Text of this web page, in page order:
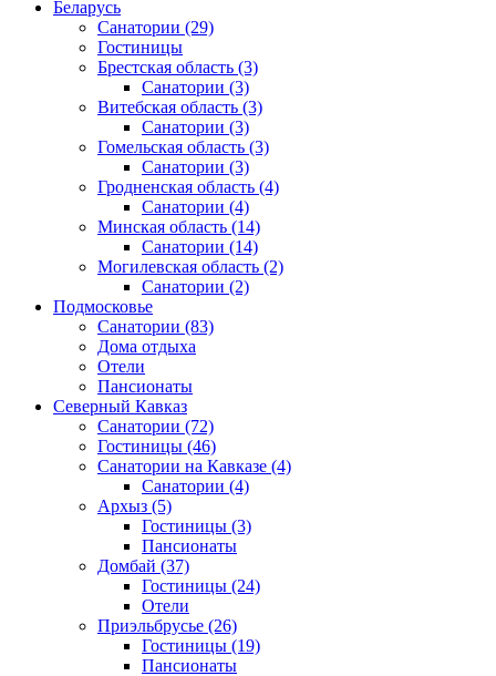
Беларусь
Санатории (29)
Гостиницы
Брестская область (3)
Санатории (3)
Витебская область (3)
Санатории (3)
Гомельская область (3)
Санатории (3)
Гродненская область (4)
Санатории (4)
Минская область (14)
Санатории (14)
Могилевская область (2)
Санатории (2)
Подмосковье
Санатории (83)
Дома отдыха
Отели
Пансионаты
Северный Кавказ
Санатории (72)
Гостиницы (46)
Санатории на Кавказе (4)
Санатории (4)
Архыз (5)
Гостиницы (3)
Пансионаты
Домбай (37)
Гостиницы (24)
Отели
Приэльбрусье (26)
Гостиницы (19)
Пансионаты